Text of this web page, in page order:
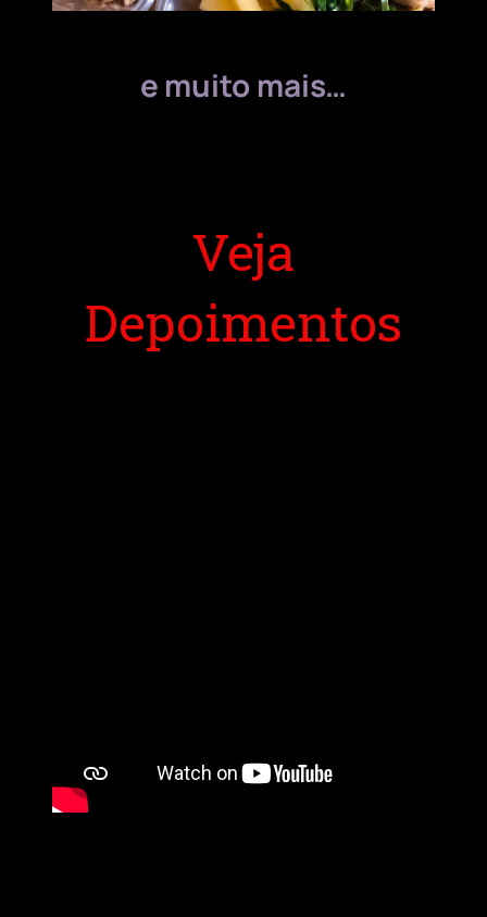
e muito mais…
Veja
Depoimentos